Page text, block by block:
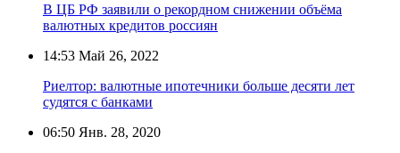
В ЦБ РФ заявили о рекордном снижении объёма
валютных кредитов россиян
14:53 Май 26, 2022
Риелтор: валютные ипотечники больше десяти лет
судятся с банками
06:50 Янв. 28, 2020